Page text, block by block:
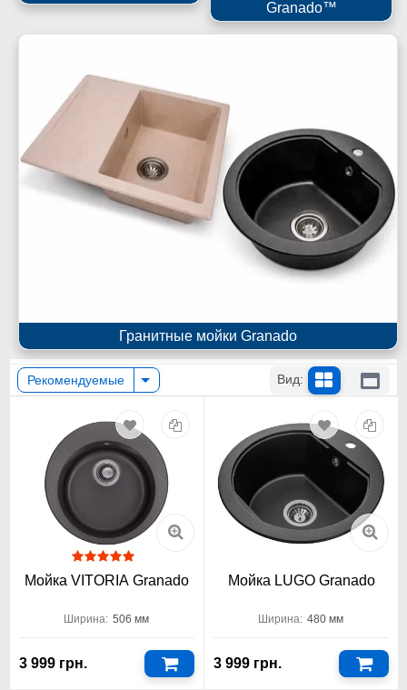
Granado™
Гранитные мойки Granado
Рекомендуемые Вид:
Мойка VITORIA Granado
Ширина: 506 мм
3 999 грн.
Мойка LUGO Granado
Ширина: 480 мм
3 999 грн.